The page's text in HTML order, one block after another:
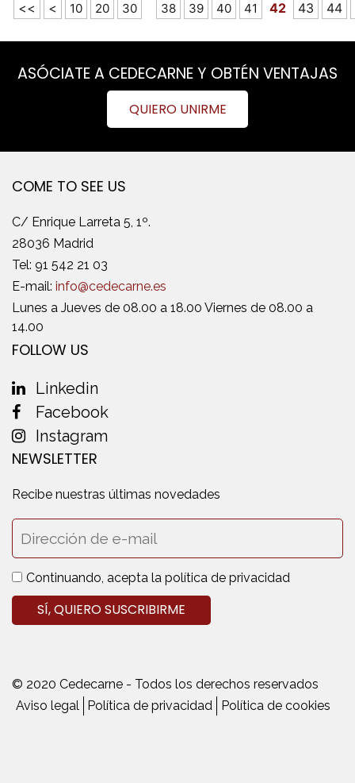
<< < 10 20 30 38 39 40 41 42 43 44
ASÓCIATE A CEDECARNE Y OBTÉN VENTAJAS
QUIERO UNIRME
COME TO SEE US
C/ Enrique Larreta 5, 1º.
28036 Madrid
Tel: 91 542 21 03
E-mail: info@cedecarne.es
Lunes a Jueves de 08.00 a 18.00 Viernes de 08.00 a
14.00
FOLLOW US
Linkedin
Facebook
Instagram
NEWSLETTER
Recibe nuestras últimas novedades
Continuando, acepta la política de privacidad
© 2020 Cedecarne - Todos los derechos reservados
Aviso legal
Política de privacidad Política de cookies